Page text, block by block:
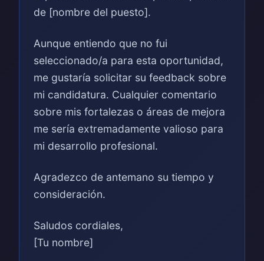
de [nombre del puesto].
Aunque entiendo que no fui
seleccionado/a para esta oportunidad,
me gustaría solicitar su feedback sobre
mi candidatura. Cualquier comentario
sobre mis fortalezas o áreas de mejora
me sería extremadamente valioso para
mi desarrollo profesional.
Agradezco de antemano su tiempo y
consideración.
Saludos cordiales,
[Tu nombre]